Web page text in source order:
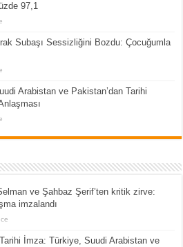
97,1
Subaşı Sessizliğini Bozdu: Çocuğumla
Arabistan ve Pakistan’dan Tarihi
ve Şahbaz Şerif’ten kritik zirve:
imzalandı
Tarihi İmza: Türkiye, Suudi Arabistan ve